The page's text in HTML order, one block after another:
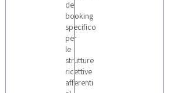
dei
booking
specifico
per
le
strutture
ricettive
afferenti